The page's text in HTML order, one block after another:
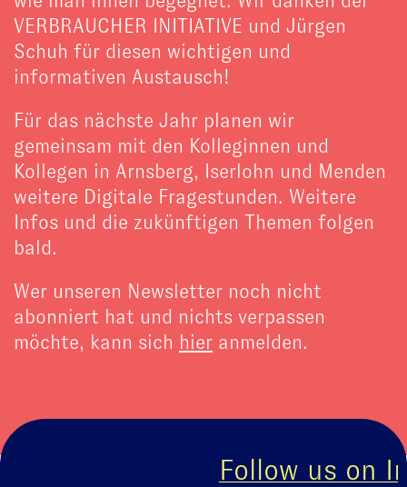
VERBRAUCHER INITIATIVE und Jürgen
Schuh für diesen wichtigen und
informativen Austausch!
Für das nächste Jahr planen wir
gemeinsam mit den Kolleginnen und
Kollegen in Arnsberg, Iserlohn und Menden
weitere Digitale Fragestunden. Weitere
Infos und die zukünftigen Themen folgen
bald.
Wer unseren Newsletter noch nicht
abonniert hat und nichts verpassen
möchte, kann sich hier anmelden.
Follow us on